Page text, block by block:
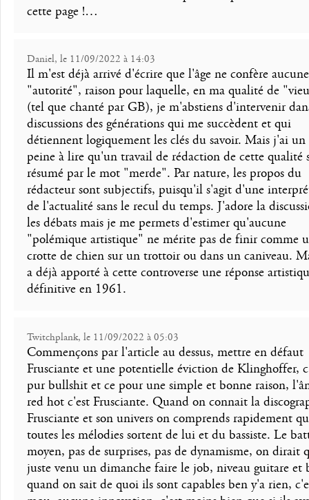
cette page !…
Daniel, le 11/09/2022 à 14:03
Il m'est déjà arrivé d'écrire que l'âge ne confère aucune
"autorité", raison pour laquelle, en ma qualité de
(tel que chanté par GB), je m'abstiens d'intervenir
discussions des générations qui me succèdent et qui
détiennent logiquement les clés du savoir. Mais j'ai un
peine à lire qu'un travail de rédaction de cette qualité
résumé par le mot "merde". Par nature, les propos du
rédacteur sont subjectifs, puisqu'il s'agit d'une
de l'actualité sans le recul du temps. J'adore la
les débats mais je me permets d'estimer qu'aucune
"polémique artistique" ne mérite pas de finir comme
crotte de chien sur un trottoir ou dans un caniveau.
a déjà apporté à cette controverse une réponse
définitive en 1961.
Twitchplank, le 11/09/2022 à 05:03
Commençons par l'article au dessus, mettre en défaut
Frusciante et une potentielle éviction de Klinghoffer,
pur bullshit et ce pour une simple et bonne raison,
red hot c'est Frusciante. Quand on connait la
Frusciante et son univers on comprends rapidement
toutes les mélodies sortent de lui et du bassiste. Le
moyen, pas de surprises, pas de dynamisme, on dirait
juste venu un dimanche faire le job, niveau guitare et
quand on sait de quoi ils sont capables ben y'a rien,